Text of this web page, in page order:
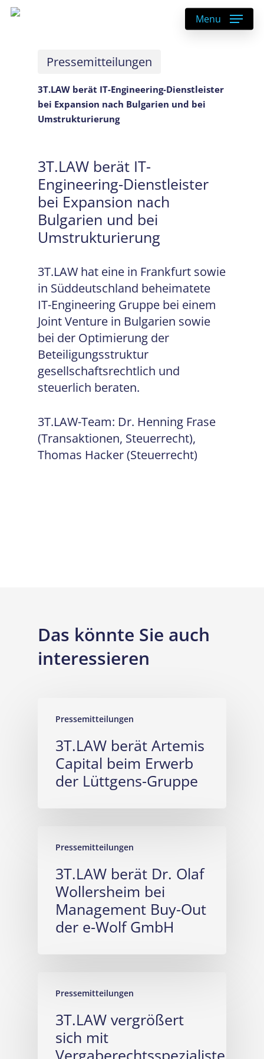
Skip
Menu
Pressemitteilungen
3T.LAW berät IT-Engineering-Dienstleister
bei Expansion nach Bulgarien und bei
Umstrukturierung
3T.LAW berät IT-
Engineering-Dienstleister
bei Expansion nach
Bulgarien und bei
Umstrukturierung
3T.LAW hat eine in Frankfurt sowie
in Süddeutschland beheimatete
IT-Engineering Gruppe bei einem
Joint Venture in Bulgarien sowie
bei der Optimierung der
Beteiligungsstruktur
gesellschaftsrechtlich und
steuerlich beraten.
3T.LAW-Team: Dr. Henning Frase
(Transaktionen, Steuerrecht),
Thomas Hacker (Steuerrecht)
Das könnte Sie auch
interessieren
Pressemitteilungen
3T.LAW berät Artemis
Capital beim Erwerb
der Lüttgens-Gruppe
Pressemitteilungen
3T.LAW berät Dr. Olaf
Wollersheim bei
Management Buy-Out
der e-Wolf GmbH
Pressemitteilungen
3T.LAW vergrößert
sich mit
Vergaberechtsspezialisten